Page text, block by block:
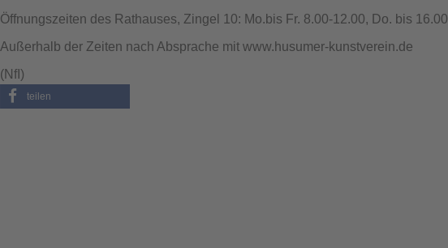
Öffnungszeiten des Rathauses, Zingel 10: Mo.bis Fr. 8.00-12.00, Do. bis 16.00
Außerhalb der Zeiten nach Absprache mit www.husumer-kunstverein.de
(NfI)
teilen